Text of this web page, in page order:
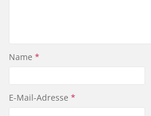
Name *
E-Mail-Adresse *